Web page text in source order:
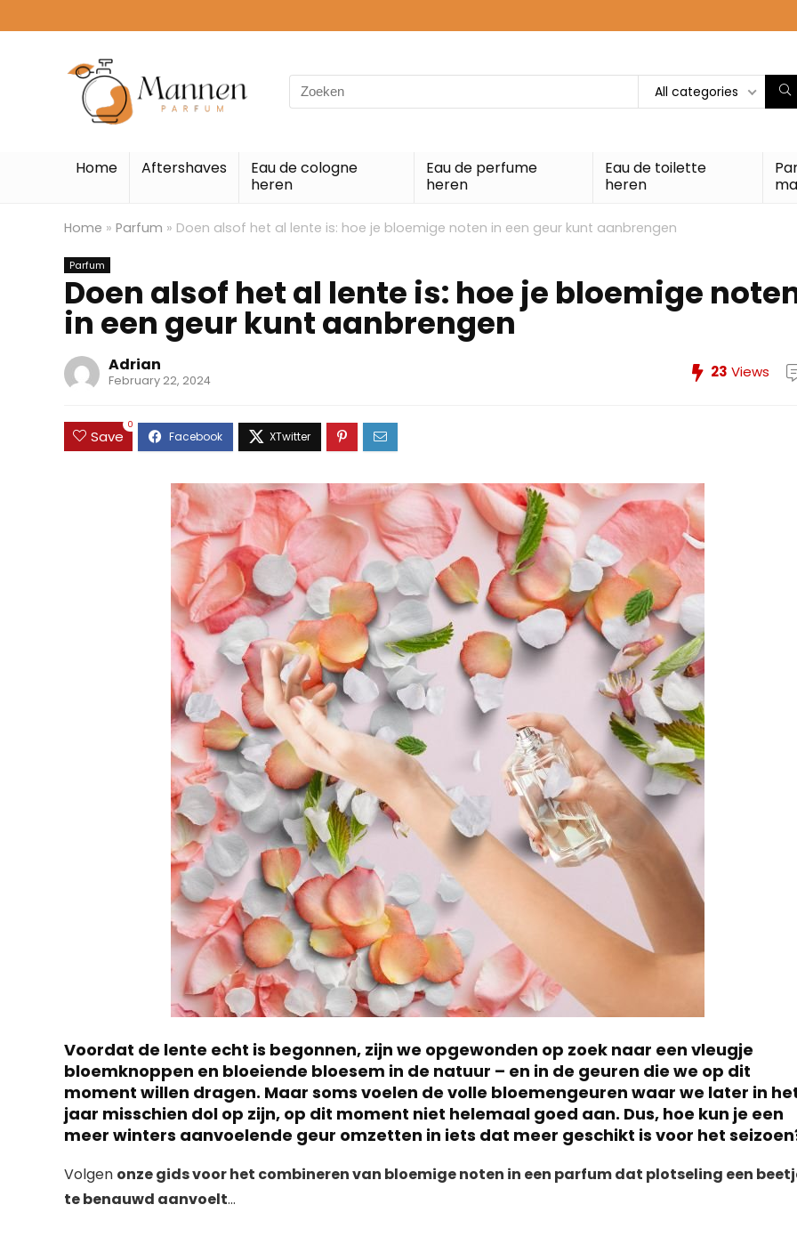
Search
for:
All categories
Home Aftershaves
Eau de cologne
heren
Eau de perfume
heren
Eau de toilette
heren
Home » Parfum » Doen alsof het al lente is: hoe je bloemige noten in een geur kunt aanbrengen
Parfum
Doen alsof het al lente is: hoe je bloemige
in een geur kunt aanbrengen
Adrian
February 22, 2024 23 Views
Save
0
Voordat de lente echt is begonnen, zijn we opgewonden op zoek naar een vleugje
bloemknoppen en bloeiende bloesem in de natuur – en in de geuren die we op dit
moment willen dragen. Maar soms voelen de volle bloemengeuren waar we later in
jaar misschien dol op zijn, op dit moment niet helemaal goed aan. Dus, hoe kun je een
meer winters aanvoelende geur omzetten in iets dat meer geschikt is voor het
Volgen onze gids voor het combineren van bloemige noten in een parfum dat plotseling een
te benauwd aanvoelt…